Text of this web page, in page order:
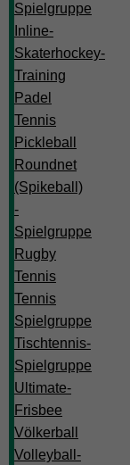
Spielgruppe
Inline-
Skaterhockey-
Training
Padel
Tennis
Pickleball
Roundnet
(Spikeball)
-
Spielgruppe
Rugby
Tennis
Tennis
Spielgruppe
Tischtennis-
Spielgruppe
Ultimate-
Frisbee
Völkerball
Volleyball-